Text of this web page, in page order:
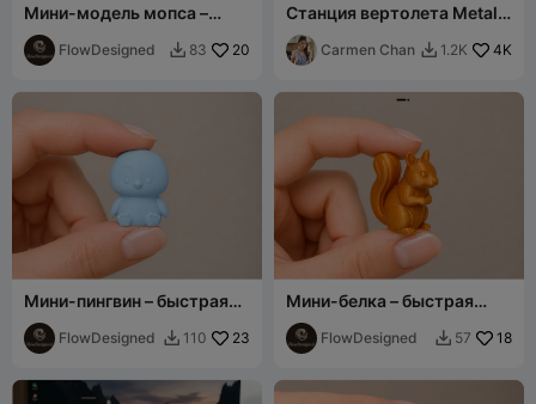
Мини-модель мопса –
сверхдетализированная
быстрая печать
FlowDesigned  83 20
Станция вертолета Metal
Slug
Carmen Chan  1.2K 4K
Мини-пингвин – быстрая
печать
FlowDesigned  110 23
Мини-белка – быстрая
печать
FlowDesigned  57 18